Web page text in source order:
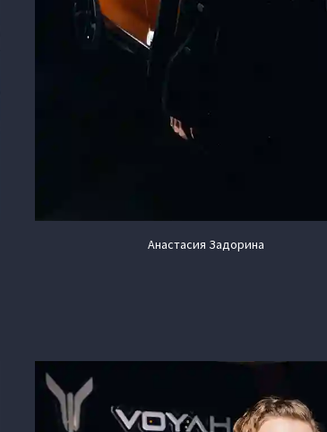
Анастасия Задорина